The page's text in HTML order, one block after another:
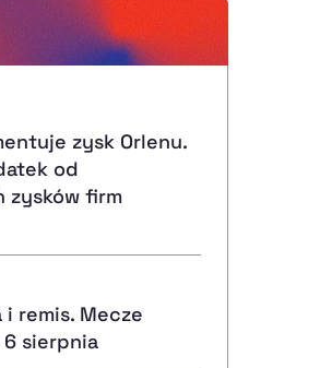
Resetuj opcje
dostępności wspierają:
dostępność
zysk Orlenu.
od
zysków firm
remis. Mecze
sierpnia